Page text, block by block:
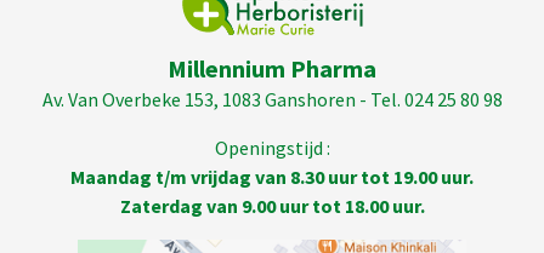
Millennium Pharma
Av. Van Overbeke 153, 1083 Ganshoren - Tel. 024 25 80 98
Openingstijd :
Maandag t/m vrijdag van 8.30 uur tot 19.00 uur.
Zaterdag van 9.00 uur tot 18.00 uur.